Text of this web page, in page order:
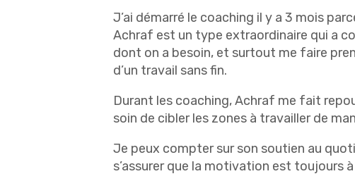
J’ai démarré le coaching il y a 3 mois
Achraf est un type extraordinaire qui a
dont on a besoin, et surtout me faire
d’un travail sans fin.
Durant les coaching, Achraf me fait
soin de cibler les zones à travailler de
Je peux compter sur son soutien au
s’assurer que la motivation est toujours à